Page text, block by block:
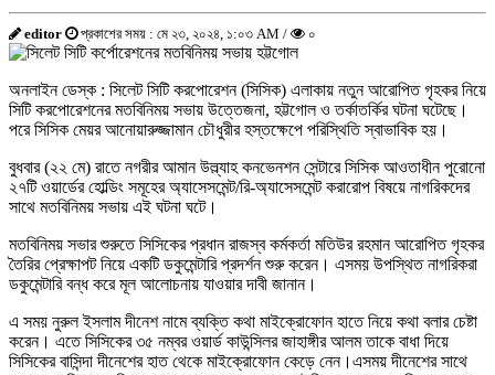
editor প্রকাশের সময় : মে ২৩, ২০২৪, ১:০৩ AM / ০
অনলাইন ডেস্ক : সিলেট সিটি করপোরেশন (সিসিক) এলাকায় নতুন আরোপিত গৃহকর নিয়ে
সিটি করপোরেশনের মতবিনিময় সভায় উত্তেজনা, হট্টগোল ও তর্কাতর্কির ঘটনা ঘটেছে।
পরে সিসিক মেয়র আনোয়ারুজ্জামান চৌধুরীর হস্তক্ষেপে পরিস্থিতি স্বাভাবিক হয়।
বুধবার (২২ মে) রাতে নগরীর আমান উল্ল্যাহ কনভেনশন সেন্টারে সিসিক আওতাধীন পুরোনো
২৭টি ওয়ার্ডের হোল্ডিং সমূহের অ্যাসেসমেন্ট/রি-অ্যাসেসমেন্ট করারোপ বিষয়ে নাগরিকদের
সাথে মতবিনিময় সভায় এই ঘটনা ঘটে।
মতবিনিময় সভার শুরুতে সিসিকের প্রধান রাজস্ব কর্মকর্তা মতিউর রহমান আরোপিত গৃহকর
তৈরির প্রেক্ষাপট নিয়ে একটি ডকুমেন্টারি প্রদর্শন শুরু করেন। এসময় উপস্থিত নাগরিকরা
ডকুমেন্টারি বন্ধ করে মূল আলোচনায় যাওয়ার দাবী জানান।
এ সময় নুরুল ইসলাম দীনেশ নামে ব্যক্তি কথা মাইক্রোফোন হাতে নিয়ে কথা বলার চেষ্টা
করেন। এতে সিসিকের ৩৫ নম্বর ওয়ার্ড কাউন্সিলর জাহাঙ্গীর আলম তাকে বাধা দিয়ে
সিসিকের বাসিন্দা দীনেশের হাত থেকে মাইক্রোফোন কেড়ে নেন।এসময় দীনেশের সাথে